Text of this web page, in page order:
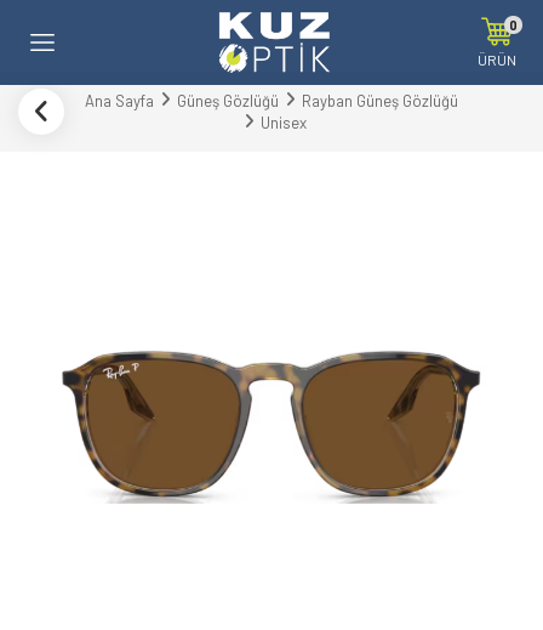
0
ÜRÜN
Ana Sayfa Güneş Gözlüğü
Rayban Güneş Gözlüğü
Unisex